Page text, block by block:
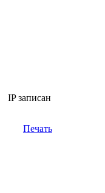
IP записан
Печать